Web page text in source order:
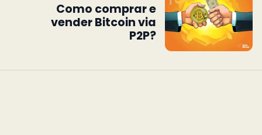
Como comprar e
vender Bitcoin via
P2P?